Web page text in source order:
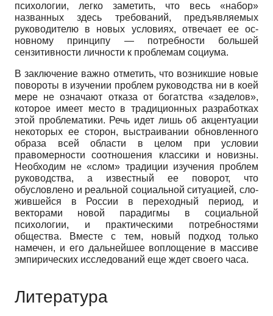
психологии, легко заме­тить, что весь «набор»
названных здесь требований, предъявляемых
руководи­телю в новых условиях, отвечает ее ос­
новному принципу — потребности боль­шей
сензитивности личности к пробле­мам социума.
В заключение важно отметить, что возникшие новые
повороты в изучении проблем руководства ни в коей
мере не означают отказа от богатства «заделов»,
которое имеет место в традиционных разработках
этой проблематики. Речь идет лишь об акцентуации
некоторых ее сторон, выстраивании обновленного
об­раза всей области в целом при условии
правомерности соотношения классики и новизны.
Необходим не «слом» тради­ции изучения проблем
руководства, а из­вестный ее поворот, что
обусловлено и реальной социальной ситуацией, сло­
жившейся в России в переходный пери­од, и
векторами новой парадигмы в со­циальной
психологии, и практическими потребностями
общества. Вместе с тем, новый подход только
намечен, и его дальнейшее воплощение в массиве
эм­пирических исследований еще ждет сво­его часа.
Литература